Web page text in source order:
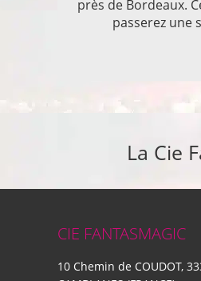
près de Bordeaux.
passerez une
La Cie
CIE FANTASMAGIC
10 Chemin de COUDOT,